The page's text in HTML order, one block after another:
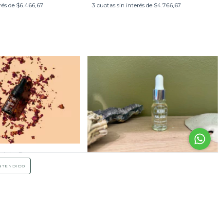
de $6.466,67
3 cuotas sin interés de $4.766,67
de Rosas
Transferencia bancaria